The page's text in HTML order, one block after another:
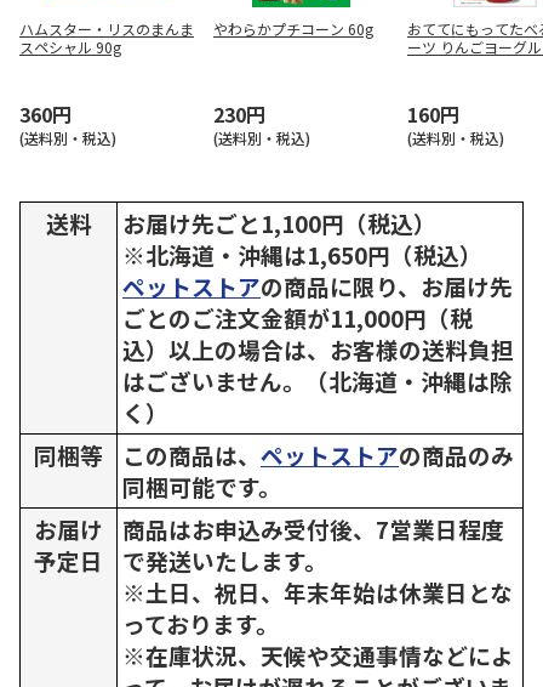
ハムスター・リスのまんま
スペシャル 90g
360円
(送料別・税込)
やわらかプチコーン 60g
230円
(送料別・税込)
おててにもってたべ
ーツ りんごヨーグ
160円
(送料別・税込)
送料
お届け先ごと1,100円（税込）
※北海道・沖縄は1,650円（税込）
ペットストアの商品に限り、お届け先
ごとのご注文金額が11,000円（税
込）以上の場合は、お客様の送料負担
はございません。（北海道・沖縄は除
く）
同梱等
この商品は、 ペットストアの商品のみ
同梱可能です。
お届け
予定日
商品はお申込み受付後、7営業日程度
で発送いたします。
※土日、祝日、年末年始は休業日とな
っております。
※在庫状況、天候や交通事情などによ